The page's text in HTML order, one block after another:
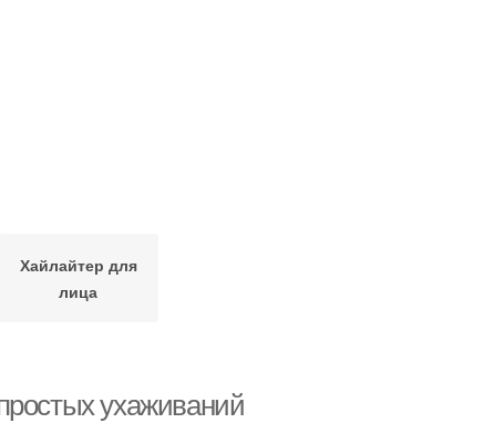
Хайлайтер для
лица
ухаживаний